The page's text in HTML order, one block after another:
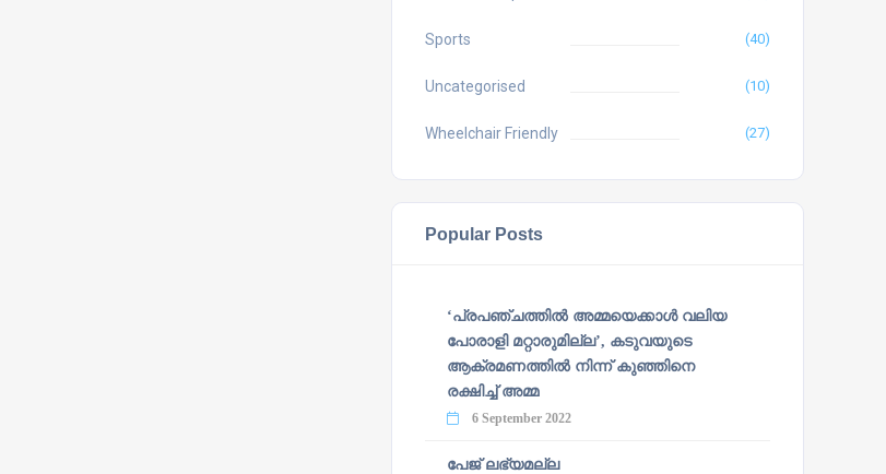
Sports (40)
Uncategorised (10)
Wheelchair Friendly (27)
Popular Posts
‘പ്രപഞ്ചത്തില്‍ അമ്മയെക്കാള്‍ വലിയ
പോരാളി മറ്റാരുമില്ല’, കടുവയുടെ
ആക്രമണത്തില്‍ നിന്ന് കുഞ്ഞിനെ
രക്ഷിച്ച് അമ്മ
6 September 2022
പേജ് ലഭ്യമല്ല